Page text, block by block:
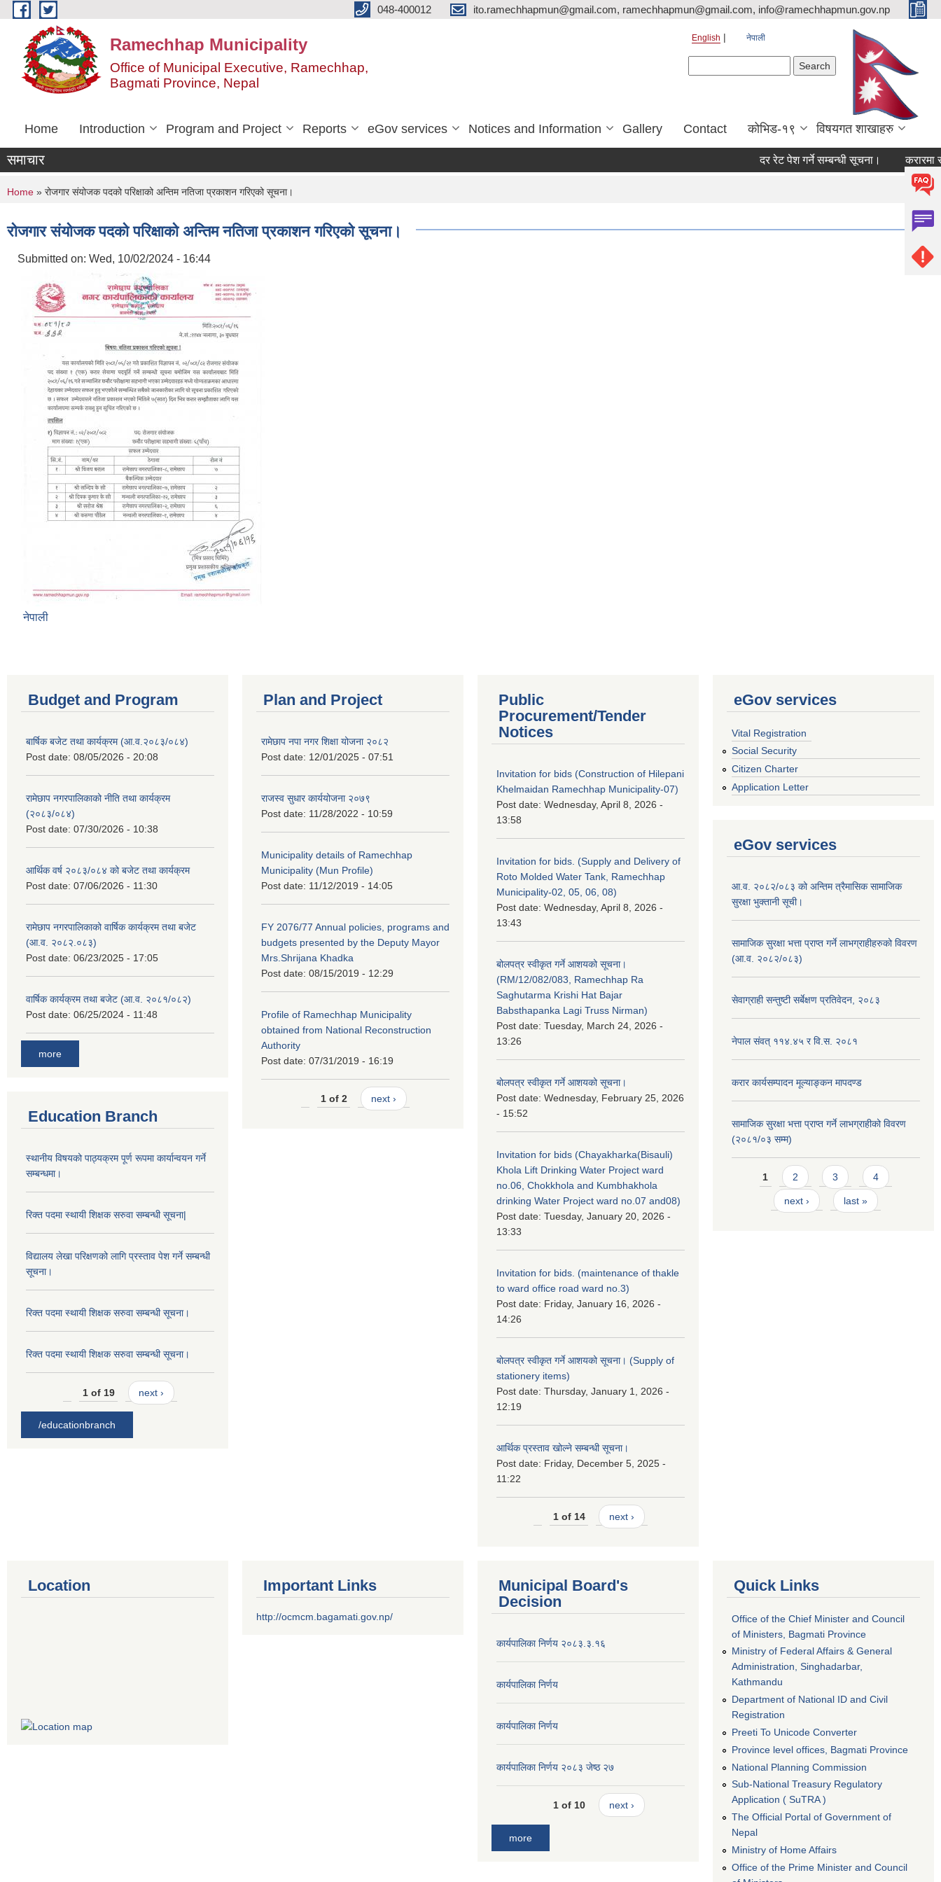
Skip to main content 048-400012 ito.ramechhapmun@gmail.com, ramechhapmun@gmail.com, info@ramechhapmun.gov.np
Ramechhap Municipality
Office of Municipal Executive, Ramechhap,
Bagmati Province, Nepal
English नेपाली
Home Introduction Program and Project Reports eGov services Notices and Information Gallery Contact कोभिड-१९ विषयगत शाखाहरु
समाचार दर रेट पेश गर्ने सम्बन्धी सूचना। करारमा
You are here
Home » रोजगार संयोजक पदको परिक्षाको अन्तिम नतिजा प्रकाशन गरिएको सूचना।
रोजगार संयोजक पदको परिक्षाको अन्तिम नतिजा प्रकाशन गरिएको सूचना।
Submitted on: Wed, 10/02/2024 - 16:44
नेपाली
Budget and Program
बार्षिक बजेट तथा कार्यक्रम (आ.व.२०८३/०८४)
Post date: 08/05/2026 - 20:08
रामेछाप नगरपालिकाको नीति तथा कार्यक्रम
(२०८३/०८४)
Post date: 07/30/2026 - 10:38
आर्थिक वर्ष २०८३/०८४ को बजेट तथा कार्यक्रम
Post date: 07/06/2026 - 11:30
रामेछाप नगरपालिकाको वार्षिक कार्यक्रम तथा बजेट
(आ.व. २०८२.०८३)
Post date: 06/23/2025 - 17:05
वार्षिक कार्यक्रम तथा बजेट (आ.व. २०८१/०८२)
Post date: 06/25/2024 - 11:48
more
Education Branch
स्थानीय विषयको पाठ्यक्रम पूर्ण रूपमा कार्यान्वयन गर्ने
सम्बन्धमा।
रिक्त पदमा स्थायी शिक्षक सरुवा सम्बन्धी सूचना|
विद्यालय लेखा परिक्षणको लागि प्रस्ताव पेश गर्ने सम्बन्धी
सूचना।
रिक्त पदमा स्थायी शिक्षक सरुवा सम्बन्धी सूचना।
रिक्त पदमा स्थायी शिक्षक सरुवा सम्बन्धी सूचना।
1 of 19 next ›
/educationbranch
Plan and Project
रामेछाप नपा नगर शिक्षा योजना २०८२
Post date: 12/01/2025 - 07:51
राजस्व सुधार कार्ययोजना २०७९
Post date: 11/28/2022 - 10:59
Municipality details of Ramechhap
Municipality (Mun Profile)
Post date: 11/12/2019 - 14:05
FY 2076/77 Annual policies, programs and
budgets presented by the Deputy Mayor
Mrs.Shrijana Khadka
Post date: 08/15/2019 - 12:29
Profile of Ramechhap Municipality
obtained from National Reconstruction
Authority
Post date: 07/31/2019 - 16:19
1 of 2 next ›
Public
Procurement/Tender
Notices
Invitation for bids (Construction of Hilepani
Khelmaidan Ramechhap Municipality-07)
Post date: Wednesday, April 8, 2026 -
13:58
Invitation for bids. (Supply and Delivery of
Roto Molded Water Tank, Ramechhap
Municipality-02, 05, 06, 08)
Post date: Wednesday, April 8, 2026 -
13:43
बोलपत्र स्वीकृत गर्ने आशयको सूचना।
(RM/12/082/083, Ramechhap Ra
Saghutarma Krishi Hat Bajar
Babsthapanka Lagi Truss Nirman)
Post date: Tuesday, March 24, 2026 -
13:26
बोलपत्र स्वीकृत गर्ने आशयको सूचना।
Post date: Wednesday, February 25, 2026
- 15:52
Invitation for bids (Chayakharka(Bisauli)
Khola Lift Drinking Water Project ward
no.06, Chokkhola and Kumbhakhola
drinking Water Project ward no.07 and08)
Post date: Tuesday, January 20, 2026 -
13:33
Invitation for bids. (maintenance of thakle
to ward office road ward no.3)
Post date: Friday, January 16, 2026 -
14:26
बोलपत्र स्वीकृत गर्ने आशयको सूचना। (Supply of
stationery items)
Post date: Thursday, January 1, 2026 -
12:19
आर्थिक प्रस्ताव खोल्ने सम्बन्धी सूचना।
Post date: Friday, December 5, 2025 -
11:22
1 of 14 next ›
eGov services
Vital Registration
Social Security
Citizen Charter
Application Letter
eGov services
आ.व. २०८२/०८३ को अन्तिम त्रैमासिक सामाजिक
सुरक्षा भुक्तानी सूची।
सामाजिक सुरक्षा भत्ता प्राप्त गर्ने लाभग्राहीहरुको विवरण
(आ.व. २०८२/०८३)
सेवाग्राही सन्तुष्टी सर्बेक्षण प्रतिवेदन, २०८३
नेपाल संवत् ११४.४५ र वि.स. २०८१
करार कार्यसम्पादन मूल्याङ्कन मापदण्ड
सामाजिक सुरक्षा भत्ता प्राप्त गर्ने लाभग्राहीको विवरण
(२०८१/०३ सम्म)
Pages
1 2 3 4
next › last »
Location Important Links
http://ocmcm.bagamati.gov.np/
Municipal Board's
Decision
कार्यपालिका निर्णय २०८३.३.१६
कार्यपालिका निर्णय
कार्यपालिका निर्णय
कार्यपालिका निर्णय २०८३ जेष्ठ २७
1 of 10 next ›
more
Quick Links
Office of the Chief Minister and Council
of Ministers, Bagmati Province
Ministry of Federal Affairs & General
Administration, Singhadarbar,
Kathmandu
Department of National ID and Civil
Registration
Preeti To Unicode Converter
Province level offices, Bagmati Province
National Planning Commission
Sub-National Treasury Regulatory
Application ( SuTRA )
The Official Portal of Government of
Nepal
Ministry of Home Affairs
Office of the Prime Minister and Council